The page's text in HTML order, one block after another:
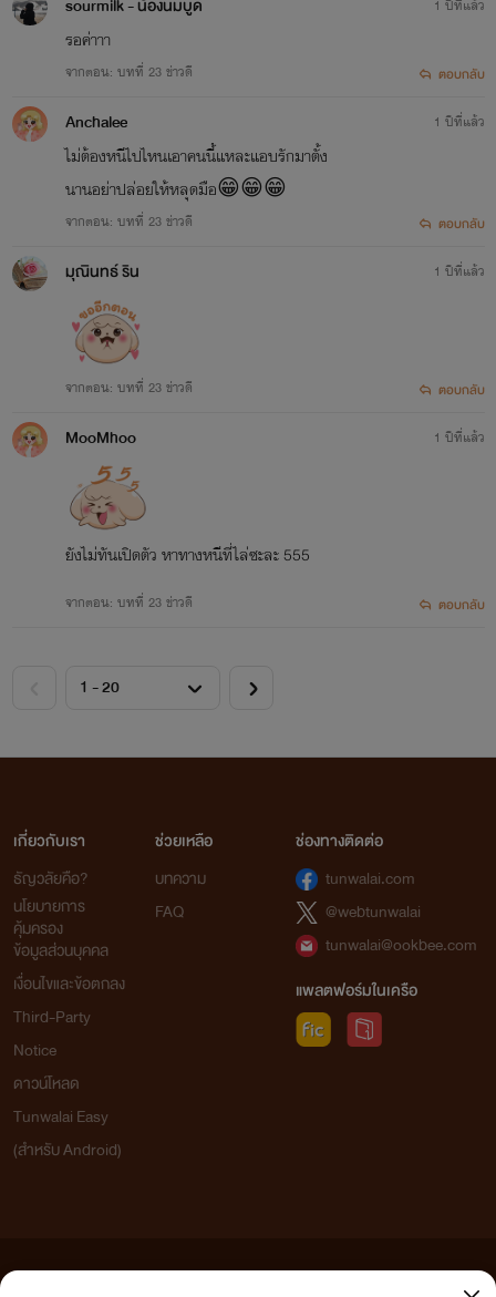
sourmilk - น้องนมบูด
รอค่าาา
จากตอน: บทที่ 23 ข่าวดี
1 ปีที่แล้ว
ตอบกลับ
Anchalee
ไม่ต้องหนีไปไหนเอาคนนี้แหละแอบรักมาตั้ง
นานอย่าปล่อยให้หลุดมือ😁😁😁
จากตอน: บทที่ 23 ข่าวดี
1 ปีที่แล้ว
ตอบกลับ
มุณินทธ์ ริน
จากตอน: บทที่ 23 ข่าวดี
1 ปีที่แล้ว
ตอบกลับ
MooMhoo
ยังไม่ทันเปิดตัว หาทางหนีที่ไล่ซะละ 555
จากตอน: บทที่ 23 ข่าวดี
1 ปีที่แล้ว
ตอบกลับ
เกี่ยวกับเรา
ธัญวลัยคือ?
นโยบายการ
คุ้มครอง
ข้อมูลส่วนบุคคล
เงื่อนไขและข้อตกลง
Third-Party
Notice
ดาวน์โหลด
Tunwalai Easy
(สำหรับ Android)
ช่วยเหลือ
บทความ
FAQ
ช่องทางติดต่อ
tunwalai.com
@webtunwalai
tunwalai@ookbee.com
แพลตฟอร์มในเครือ